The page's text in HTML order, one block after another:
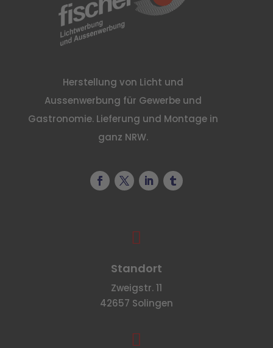
Herstellung von Licht und
Aussenwerbung für Gewerbe und
Gastronomie. Lieferung und Montage in
ganz NRW.

Standort
Zweigstr. 11
42657 Solingen
